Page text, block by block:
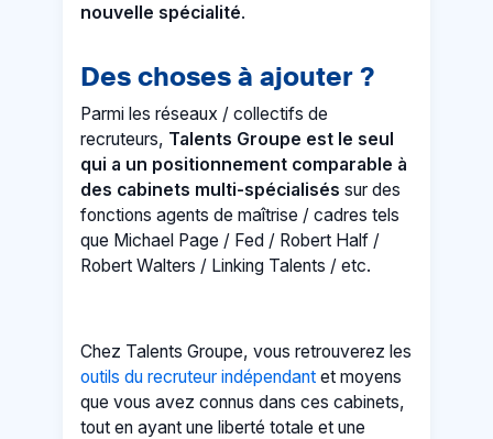
nouvelle spécialité.
Des choses à ajouter ?
Parmi les réseaux / collectifs de
recruteurs, Talents Groupe est le seul
qui a un positionnement comparable à
des cabinets multi-spécialisés sur des
fonctions agents de maîtrise / cadres tels
que Michael Page / Fed / Robert Half /
Robert Walters / Linking Talents / etc.
Chez Talents Groupe, vous retrouverez les
outils du recruteur indépendant et moyens
que vous avez connus dans ces cabinets,
tout en ayant une liberté totale et une